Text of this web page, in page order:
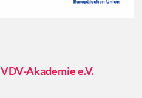
VDV-Akademie e.V.